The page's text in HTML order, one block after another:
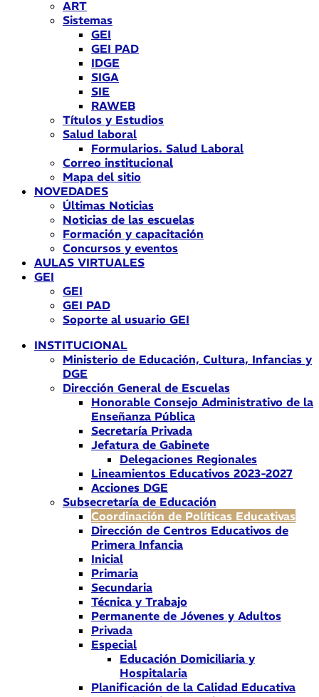
ART
Sistemas
GEI
GEI PAD
IDGE
SIGA
SIE
RAWEB
Títulos y Estudios
Salud laboral
Formularios. Salud Laboral
Correo institucional
Mapa del sitio
NOVEDADES
Últimas Noticias
Noticias de las escuelas
Formación y capacitación
Concursos y eventos
AULAS VIRTUALES
GEI
GEI
GEI PAD
Soporte al usuario GEI
INSTITUCIONAL
Ministerio de Educación, Cultura, Infancias y
DGE
Dirección General de Escuelas
Honorable Consejo Administrativo de la
Enseñanza Pública
Secretaría Privada
Jefatura de Gabinete
Delegaciones Regionales
Lineamientos Educativos 2023-2027
Acciones DGE
Subsecretaría de Educación
Coordinación de Políticas Educativas
Dirección de Centros Educativos de
Primera Infancia
Inicial
Primaria
Secundaria
Técnica y Trabajo
Permanente de Jóvenes y Adultos
Privada
Especial
Educación Domiciliaria y
Hospitalaria
Planificación de la Calidad Educativa